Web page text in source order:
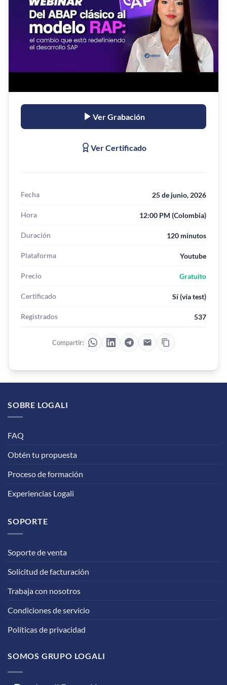
Ver Grabación
Ver Certificado
Fecha 25 de junio, 2026
Hora 12:00 PM (Colombia)
Duración 120 minutos
Plataforma Youtube
Precio Gratuito
Certificado Sí (vía test)
Registrados 537
Compartir:
SOBRE LOGALI
FAQ
Obtén tu propuesta
Proceso de formación
Experiencias Logali
SOPORTE
Soporte de venta
Solicitud de facturación
Trabaja con nosotros
Condiciones de servicio
Políticas de privacidad
SOMOS GRUPO LOGALI